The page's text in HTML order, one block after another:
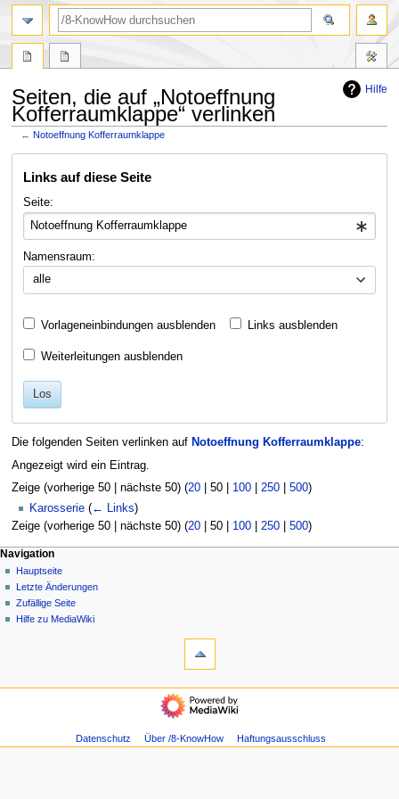
Hilfe
Seiten, die auf „Notoeffnung
Kofferraumklappe“ verlinken
←Notoeffnung Kofferraumklappe
Navigation
Suche
Links auf diese Seite
Seite:
Namensraum:
alle
Vorlageneinbindungen ausblenden Links ausblenden
Weiterleitungen ausblenden
Los
Die folgenden Seiten verlinken auf Notoeffnung Kofferraumklappe:
Angezeigt wird ein Eintrag.
Zeige (vorherige 50| nächste 50) (20| 50| 100| 250| 500)
Karosserie (← Links)
Zeige (vorherige 50| nächste 50) (20| 50| 100| 250| 500)
N
a
v
i
s
Seitenaktionen
Seite
Diskussion
Lesen
Quelltext
Meine Werkzeuge
Anmelden
Navigation
Hauptseite
Letzte Änderungen
Zufällige Seite
Hilfe zu MediaWiki
Suche
Navigation
Zufällige
Datenschutz Über /8-KnowHow Haftungsausschluss